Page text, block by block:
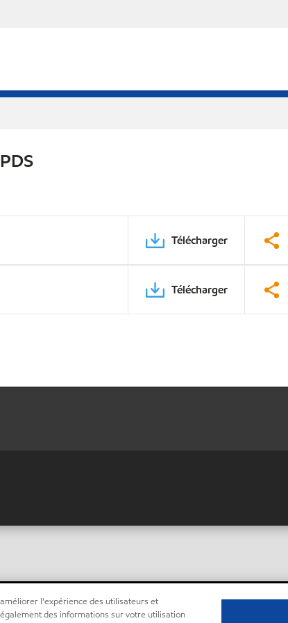
Télécharger
Télécharger
l'expérience des utilisateurs et
des informations sur votre utilisation